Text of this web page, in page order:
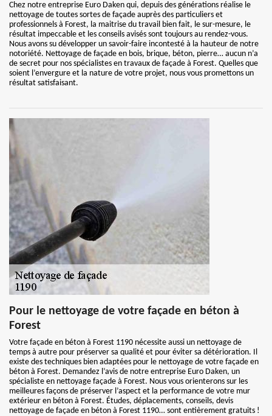
Chez notre entreprise Euro Daken qui, depuis des générations réalise le
nettoyage de toutes sortes de façade auprès des particuliers et
professionnels à Forest, la maitrise du travail bien fait, le sur-mesure, le
résultat impeccable et les conseils avisés sont toujours au rendez-vous.
Nous avons su développer un savoir-faire incontesté à la hauteur de notre
notoriété. Nettoyage de façade en bois, brique, béton, pierre… aucun n’a
de secret pour nos spécialistes en travaux de façade à Forest. Quelles que
soient l’envergure et la nature de votre projet, nous vous promettons un
résultat satisfaisant.
Pour le nettoyage de votre façade en béton à
Forest
Votre façade en béton à Forest 1190 nécessite aussi un nettoyage de
temps à autre pour préserver sa qualité et pour éviter sa détérioration. Il
existe des techniques bien adaptées pour le nettoyage de votre façade en
béton à Forest. Demandez l’avis de notre entreprise Euro Daken, un
spécialiste en nettoyage façade à Forest. Nous vous orienterons sur les
meilleures façons de préserver l’aspect et la performance de votre mur
extérieur en béton à Forest. Études, déplacements, conseils, devis
nettoyage de façade en béton à Forest 1190… sont entièrement gratuits !